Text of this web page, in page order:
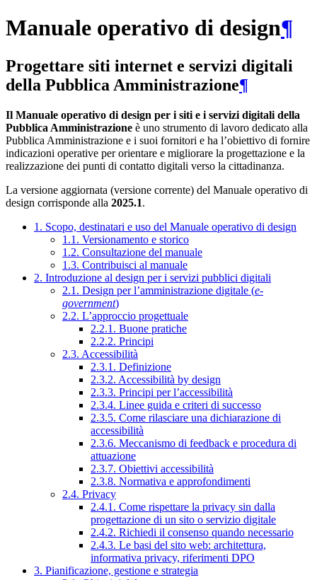
Manuale operativo di design¶
Progettare siti internet e servizi digitali
della Pubblica Amministrazione¶
Il Manuale operativo di design per i siti e i servizi digitali della
Pubblica Amministrazione è uno strumento di lavoro dedicato alla
Pubblica Amministrazione e i suoi fornitori e ha l’obiettivo di fornire
indicazioni operative per orientare e migliorare la progettazione e la
realizzazione dei punti di contatto digitali verso la cittadinanza.
La versione aggiornata (versione corrente) del Manuale operativo di
design corrisponde alla 2025.1.
1. Scopo, destinatari e uso del Manuale operativo di design
1.1. Versionamento e storico
1.2. Consultazione del manuale
1.3. Contribuisci al manuale
2. Introduzione al design per i servizi pubblici digitali
2.1. Design per l’amministrazione digitale (e-
government)
2.2. L’approccio progettuale
2.2.1. Buone pratiche
2.2.2. Principi
2.3. Accessibilità
2.3.1. Definizione
2.3.2. Accessibilità by design
2.3.3. Principi per l’accessibilità
2.3.4. Linee guida e criteri di successo
2.3.5. Come rilasciare una dichiarazione di
accessibilità
2.3.6. Meccanismo di feedback e procedura di
attuazione
2.3.7. Obiettivi accessibilità
2.3.8. Normativa e approfondimenti
2.4. Privacy
2.4.1. Come rispettare la privacy sin dalla
progettazione di un sito o servizio digitale
2.4.2. Richiedi il consenso quando necessario
2.4.3. Le basi del sito web: architettura,
informativa privacy, riferimenti DPO
3. Pianificazione, gestione e strategia